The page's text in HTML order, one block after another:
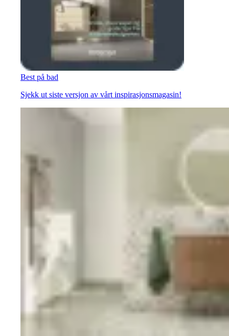
Best på bad
Sjekk ut siste versjon av vårt inspirasjonsmagasin!